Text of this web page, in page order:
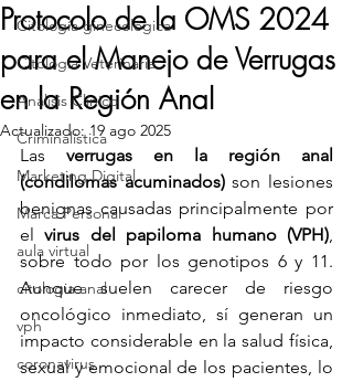
Citología ginecológica
Citología Veterinaria
Análisis Clínico
Criminalística
Marketing Digital
Marca Personal
aula virtual
citologia anal
vph
coronavirus
Protocolo de la OMS 2024
para el Manejo de Verrugas
en la Región Anal
Actualizado:19 ago 2025
Las verrugas en la región anal
(condilomas acuminados) son lesiones
benignas causadas principalmente por
el virus del papiloma humano (VPH),
sobre todo por los genotipos 6 y 11.
Aunque suelen carecer de riesgo
oncológico inmediato, sí generan un
impacto considerable en la salud física,
sexual y emocional de los pacientes, lo